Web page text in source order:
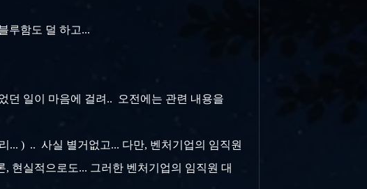
루함도 덜 하고...
던 일이 마음에 걸려.. 오전에는 관련 내용을
... ) .. 사실 별거없고... 다만, 벤처기업의 임직원
현실적으로도... 그러한 벤처기업의 임직원 대